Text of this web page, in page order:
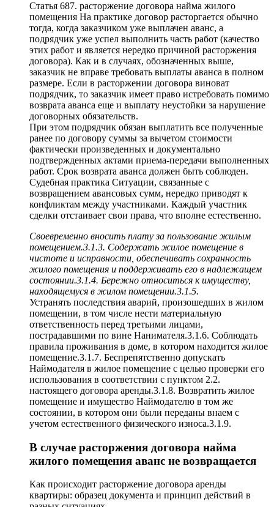
Статья 687. расторжение договора найма жилого
помещения На практике договор расторгается обычно
тогда, когда заказчиком уже выплачен аванс, а
подрядчик уже успел выполнить часть работ (качество
этих работ и является нередко причиной расторжения
договора). Как и в случаях, обозначенных выше,
заказчик не вправе требовать выплаты аванса в полном
размере. Если в расторжении договора виноват
подрядчик, то заказчик имеет право истребовать помимо
возврата аванса еще и выплату неустойки за нарушение
договорных обязательств.
При этом подрядчик обязан выплатить все полученные
ранее по договору суммы за вычетом стоимости
фактически произведенных и документально
подтвержденных актами приема-передачи выполненных
работ. Срок возврата аванса должен быть соблюден.
Судебная практика Ситуации, связанные с
возвращением авансовых сумм, нередко приводят к
конфликтам между участниками. Каждый участник
сделки отстаивает свои права, что вполне естественно.
Своевременно вносить плату за пользование жилым
помещением.3.1.3. Содержать жилое помещение в
чистоте и исправности, обеспечивать сохранность
жилого помещения и поддерживать его в надлежащем
состоянии.3.1.4. Бережно относиться к имуществу,
находящемуся в жилом помещении.3.1.5.
Устранять последствия аварий, произошедших в жилом
помещении, в том числе нести материальную
ответственность перед третьими лицами,
пострадавшими по вине Нанимателя.3.1.6. Соблюдать
правила проживания в доме, в котором находится жилое
помещение.3.1.7. Беспрепятственно допускать
Наймодателя в жилое помещение с целью проверки его
использования в соответствии с пунктом 2.2.
настоящего договора аренды.3.1.8. Возвратить жилое
помещение и имущество Наймодателю в том же
состоянии, в котором они были переданы внаем с
учетом естественного физического износа.3.1.9.
В случае расторжения договора найма
жилого помещения аванс не возвращается
Как происходит расторжение договора аренды
квартиры: образец документа и принцип действий в